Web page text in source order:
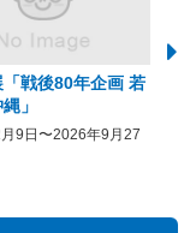
「戦後80年企画 若
」
9日〜2026年9月27